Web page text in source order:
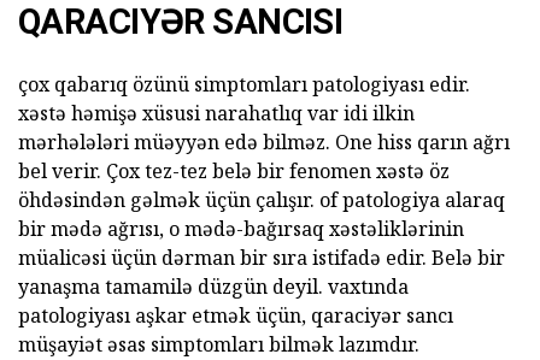
QARACIYƏR SANCISI
çox qabarıq özünü simptomları patologiyası edir.
xəstə həmişə xüsusi narahatlıq var idi ilkin
mərhələləri müəyyən edə bilməz. One hiss qarın ağrı
bel verir. Çox tez-tez belə bir fenomen xəstə öz
öhdəsindən gəlmək üçün çalışır. of patologiya alaraq
bir mədə ağrısı, o mədə-bağırsaq xəstəliklərinin
müalicəsi üçün dərman bir sıra istifadə edir. Belə bir
yanaşma tamamilə düzgün deyil. vaxtında
patologiyası aşkar etmək üçün, qaraciyər sancı
müşayiət əsas simptomları bilmək lazımdır.